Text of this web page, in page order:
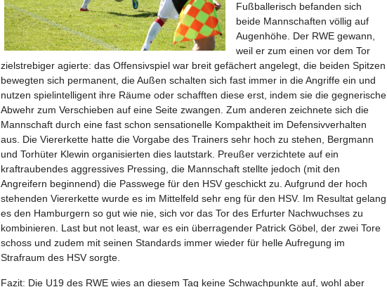
Fußballerisch befanden sich
beide Mannschaften völlig auf
Augenhöhe. Der RWE gewann,
weil er zum einen vor dem Tor
zielstrebiger agierte: das Offensivspiel war breit gefächert angelegt, die beiden Spitzen
bewegten sich permanent, die Außen schalten sich fast immer in die Angriffe ein und
nutzen spielintelligent ihre Räume oder schafften diese erst, indem sie die gegnerische
Abwehr zum Verschieben auf eine Seite zwangen. Zum anderen zeichnete sich die
Mannschaft durch eine fast schon sensationelle Kompaktheit im Defensivverhalten
aus. Die Viererkette hatte die Vorgabe des Trainers sehr hoch zu stehen, Bergmann
und Torhüter Klewin organisierten dies lautstark. Preußer verzichtete auf ein
kraftraubendes aggressives Pressing, die Mannschaft stellte jedoch (mit den
Angreifern beginnend) die Passwege für den HSV geschickt zu. Aufgrund der hoch
stehenden Viererkette wurde es im Mittelfeld sehr eng für den HSV. Im Resultat gelang
es den Hamburgern so gut wie nie, sich vor das Tor des Erfurter Nachwuchses zu
kombinieren. Last but not least, war es ein überragender Patrick Göbel, der zwei Tore
schoss und zudem mit seinen Standards immer wieder für helle Aufregung im
Strafraum des HSV sorgte.
Fazit: Die U19 des RWE wies an diesem Tag keine Schwachpunkte auf, wohl aber